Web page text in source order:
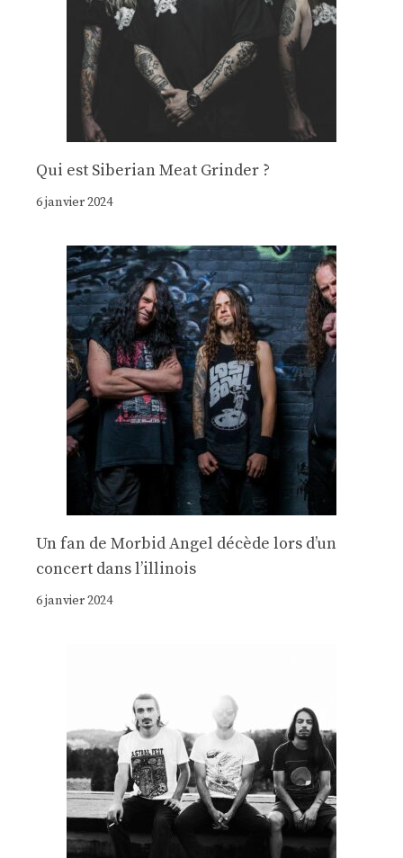
Qui est Siberian Meat Grinder ?
6 janvier 2024
Un fan de Morbid Angel décède lors d’un
concert dans l’illinois
6 janvier 2024